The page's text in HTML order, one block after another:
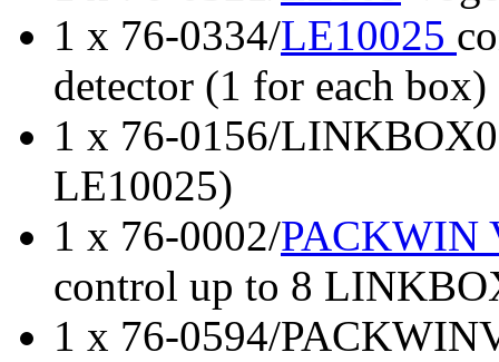
1 x 76-0334/LE10025
detector (1 for each box)
1 x 76-0156/
LE10025)
1 x 76-0002/PACKWIN
control up to 8
1 x 76-0594/